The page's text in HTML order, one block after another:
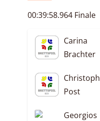
00:39:58.964 Finale
Carina
Brachter
Christoph
Post
Georgios